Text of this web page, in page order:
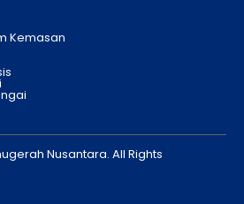
Kemasan
Nusantara. All Rights